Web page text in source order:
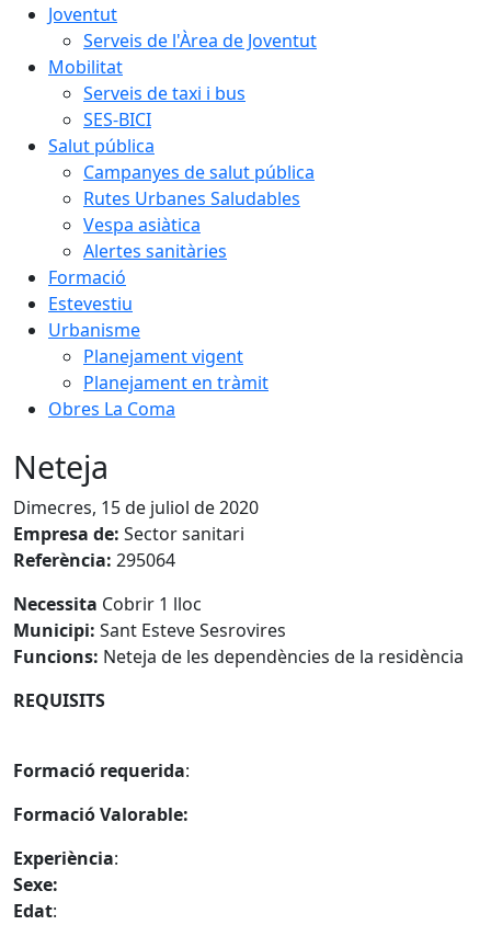
Joventut
Serveis de l'Àrea de Joventut
Mobilitat
Serveis de taxi i bus
SES-BICI
Salut pública
Campanyes de salut pública
Rutes Urbanes Saludables
Vespa asiàtica
Alertes sanitàries
Formació
Estevestiu
Urbanisme
Planejament vigent
Planejament en tràmit
Obres La Coma
Neteja
Dimecres, 15 de juliol de 2020
Empresa de: Sector sanitari
Referència: 295064
Necessita Cobrir 1 lloc
Municipi: Sant Esteve Sesrovires
Funcions: Neteja de les dependències de la residència
REQUISITS
Formació requerida:
Formació Valorable:
Experiència:
Sexe:
Edat: